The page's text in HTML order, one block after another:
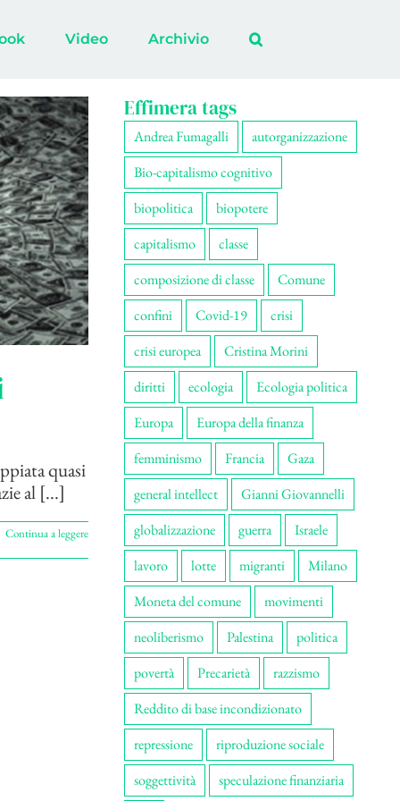
Video Archivio
quasi
al [...]
Continua a leggere
Effimera tags
Andrea Fumagalli
autorganizzazione
Bio-capitalismo cognitivo
biopolitica
biopotere
capitalismo
classe
composizione di classe
Comune
confini
Covid-19
crisi
crisi europea
Cristina Morini
diritti
ecologia
Ecologia politica
Europa
Europa della finanza
femminismo
Francia
Gaza
general intellect
Gianni Giovannelli
globalizzazione
guerra
Israele
lavoro
lotte migranti
Milano
Moneta del comune
movimenti
neoliberismo
Palestina
politica
povertà
Precarietà
razzismo
Reddito di base incondizionato
repressione
riproduzione sociale
soggettività
speculazione finanziaria